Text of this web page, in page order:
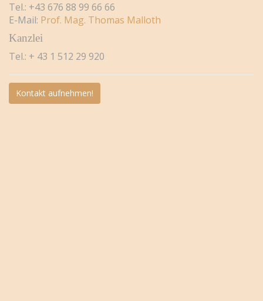
Tel.: +43 676 88 99 66 66
E-Mail: Prof. Mag. Thomas Malloth
Kanzlei
Tel.: + 43 1 512 29 920
Kontakt aufnehmen!